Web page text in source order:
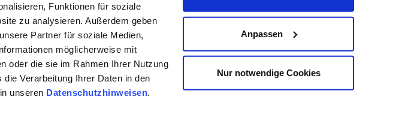
Funktionen für soziale
zu analysieren. Außerdem geben
Partner für soziale Medien,
möglicherweise mit
oder die sie im Rahmen Ihrer Nutzung
Verarbeitung Ihrer Daten in den
unseren Datenschutzhinweisen.
Anpassen
Nur notwendige Cookies
and Legal Information Contact
for the future